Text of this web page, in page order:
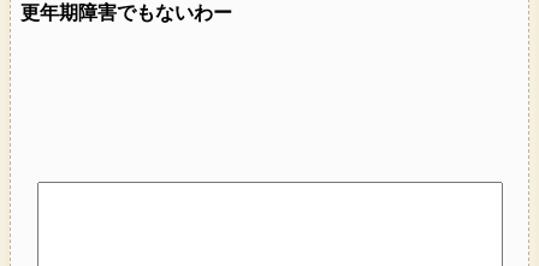
更年期障害でもないわー